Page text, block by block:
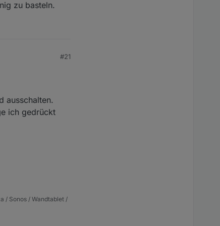
zu basteln.
#21
ausschalten.
ich gedrückt
/ Sonos / Wandtablet /